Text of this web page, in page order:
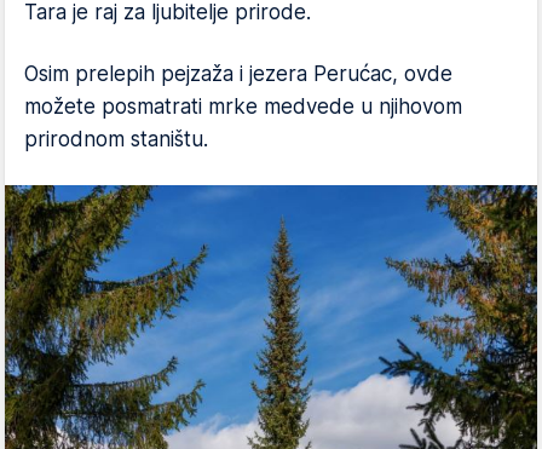
Tara je raj za ljubitelje prirode.
Osim prelepih pejzaža i jezera Perućac, ovde
možete posmatrati mrke medvede u njihovom
prirodnom staništu.